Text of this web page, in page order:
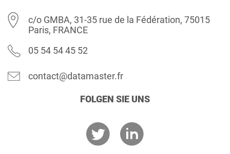
c/o GMBA, 31-35 rue de la Fédération, 75015
Paris, FRANCE
05 54 54 45 52
contact@datamaster.fr
FOLGEN SIE UNS